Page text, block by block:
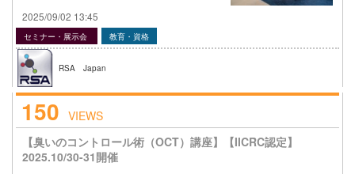
2025/09/02 13:45
セミナー・展示会 教育・資格
RSA Japan
150 VIEWS
【臭いのコントロール術（OCT）講座】【IICRC認定】
2025.10/30-31開催